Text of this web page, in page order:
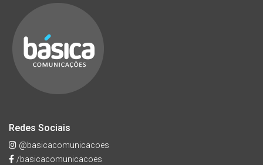
Redes Sociais
@basicacomunicacoes
/basicacomunicacoes